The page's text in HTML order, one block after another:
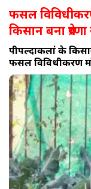
फसल
किसान बना प्रेरणा
पीपल्दाकलां के
फसल विविधीकरण